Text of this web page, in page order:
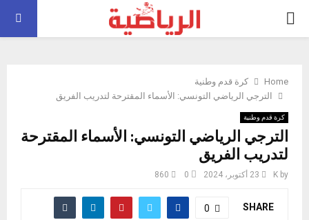
PRIMARY
Home
كرة قدم وطنية
الترجي الرياضي التونسي: الأسماء المقترحة لتدريب الفريق
كرة قدم وطنية
الترجي الرياضي التونسي: الأسماء المقترحة
لتدريب الفريق
by
K 23 أكتوبر، 2024 0
860
SHARE
0